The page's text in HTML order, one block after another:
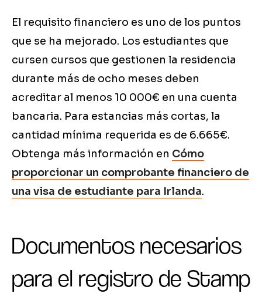
El requisito financiero es uno de los puntos
que se ha mejorado. Los estudiantes que
cursen cursos que gestionen la residencia
durante más de ocho meses deben
acreditar al menos 10 000€ en una cuenta
bancaria. Para estancias más cortas, la
cantidad mínima requerida es de 6.665€.
Obtenga más información en Cómo
proporcionar un comprobante financiero de
una visa de estudiante para Irlanda.
Documentos necesarios
para el registro de Stamp